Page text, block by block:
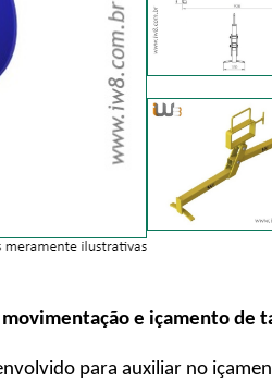
e içamento de
para auxiliar no